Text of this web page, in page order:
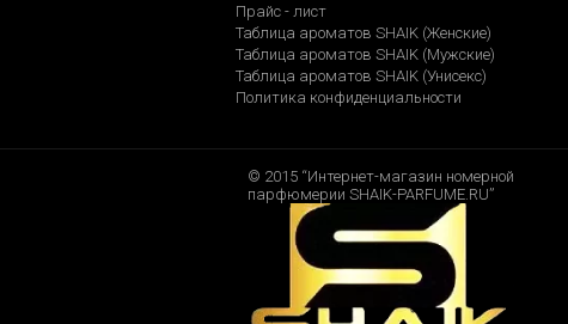
Прайс - лист
Таблица ароматов SHAIK (Женские)
Таблица ароматов SHAIK (Мужские)
Таблица ароматов SHAIK (Унисекс)
Политика конфиденциальности
© 2015 “Интернет-магазин номерной
парфюмерии SHAIK-PARFUME.RU”